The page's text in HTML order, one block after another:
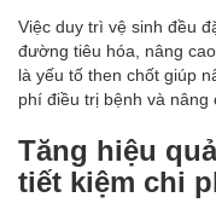
Việc duy trì vệ sinh đều
đường tiêu hóa, nâng
là yếu tố then chốt giúp
phí điều trị bệnh và nâng
Tăng hiệu
tiết kiệm chi